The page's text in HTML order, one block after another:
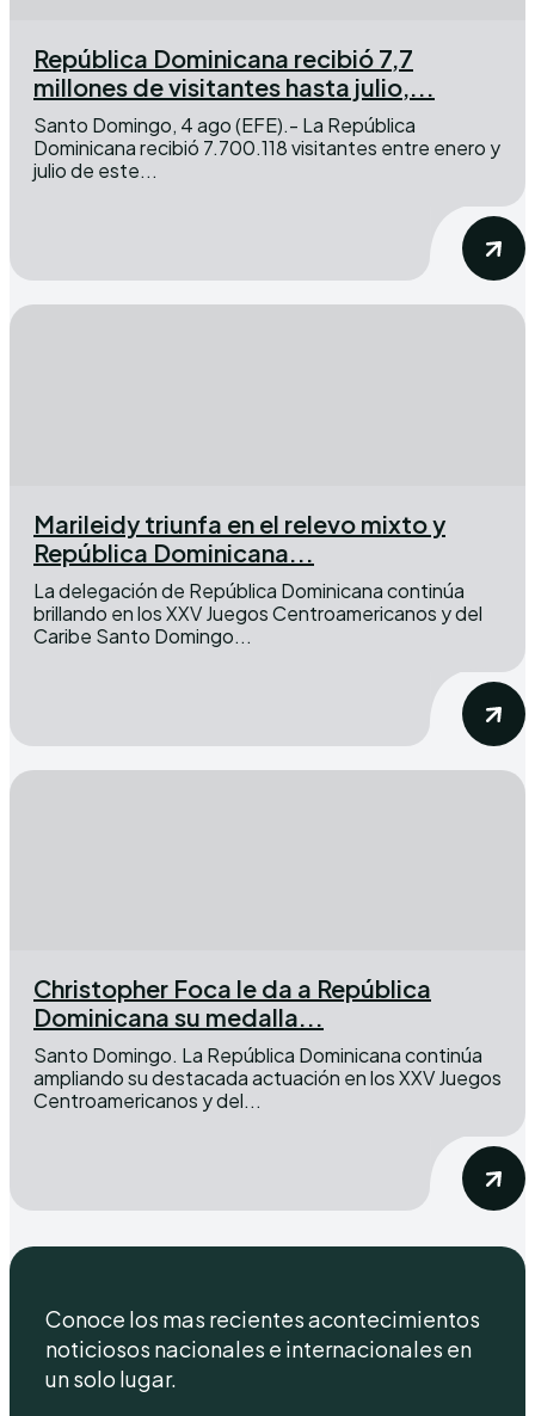
República Dominicana recibió 7,7
millones de visitantes hasta julio,...
Santo Domingo, 4 ago (EFE).- La República
Dominicana recibió 7.700.118 visitantes entre enero y
julio de este...
Marileidy triunfa en el relevo mixto y
República Dominicana...
La delegación de República Dominicana continúa
brillando en los XXV Juegos Centroamericanos y del
Caribe Santo Domingo...
Christopher Foca le da a República
Dominicana su medalla...
Santo Domingo. La República Dominicana continúa
ampliando su destacada actuación en los XXV Juegos
Centroamericanos y del...
Conoce los mas recientes acontecimientos
noticiosos nacionales e internacionales en
un solo lugar.